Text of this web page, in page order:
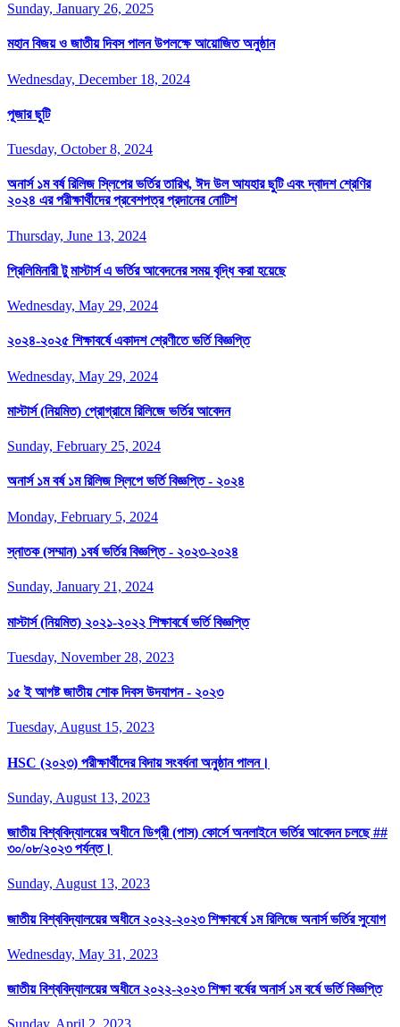
Sunday, January 26, 2025
মহান বিজয় ও জাতীয় দিবস পালন উপলক্ষে আয়োজিত অনুষ্ঠান
Wednesday, December 18, 2024
পূজার ছুটি
Tuesday, October 8, 2024
অনার্স ১ম বর্ষ রিলিজ স্লিপের ভর্তির তারিখ, ঈদ উল আযহার ছুটি এবং দ্বাদশ শ্রেণির
২০২৪ এর পরীক্ষার্থীদের প্রবেশপত্র প্রদানের নোটিশ
Thursday, June 13, 2024
প্রিলিমিনারী টু মাস্টার্স এ ভর্তির আবেদনের সময় বৃদ্ধি করা হয়েছে
Wednesday, May 29, 2024
২০২৪-২০২৫ শিক্ষাবর্ষে একাদশ শ্রেণীতে ভর্তি বিজ্ঞপ্তি
Wednesday, May 29, 2024
মাস্টার্স (নিয়মিত) প্রোগ্রামে রিলিজে ভর্তির আবেদন
Sunday, February 25, 2024
অনার্স ১ম বর্ষ ১ম রিলিজ স্লিপে ভর্তি বিজ্ঞপ্তি - ২০২৪
Monday, February 5, 2024
স্নাতক (সম্মান) ১বর্ষ ভর্তির বিজ্ঞপ্তি - ২০২৩-২০২৪
Sunday, January 21, 2024
মাস্টার্স (নিয়মিত) ২০২১-২০২২ শিক্ষাবর্ষে ভর্তি বিজ্ঞপ্তি
Tuesday, November 28, 2023
১৫ ই আগষ্ট জাতীয় শোক দিবস উদযাপন - ২০২৩
Tuesday, August 15, 2023
HSC (২০২৩) পরীক্ষার্থীদের বিদায় সংবর্ধনা অনুষ্ঠান পালন।
Sunday, August 13, 2023
জাতীয় বিশ্ববিদ্যালয়ের অধীনে ডিগ্রী (পাস) কোর্সে অনলাইনে ভর্তির আবেদন চলছে ##
৩০/০৮/২০২৩ পর্যন্ত।
Sunday, August 13, 2023
জাতীয় বিশ্ববিদ্যালয়ের অধীনে ২০২২-২০২৩ শিক্ষাবর্ষে ১ম রিলিজে অনার্স ভর্তির সুযোগ
Wednesday, May 31, 2023
জাতীয় বিশ্ববিদ্যালয়ের অধীনে ২০২২-২০২৩ শিক্ষা বর্ষের অনার্স ১ম বর্ষে ভর্তি বিজ্ঞপ্তি